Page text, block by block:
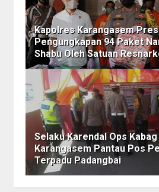
Kapolres Karangasem
Pengungkapan 94 Paket
Shabu Oleh Satuan
Selaku Karendal Ops
Karangasem Pantau Pos
Terpadu Padangbai